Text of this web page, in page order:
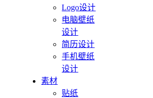
Logo设计
电脑壁纸
设计
简历设计
手机壁纸
设计
素材
贴纸